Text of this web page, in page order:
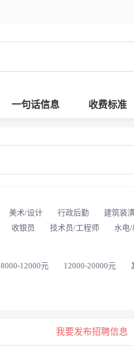
一句话信息 收费标准
美术/设计 行政后勤 建筑装
收银员 技术员/工程师 水电/
8000-12000元 12000-20000元
我要发布招聘信息